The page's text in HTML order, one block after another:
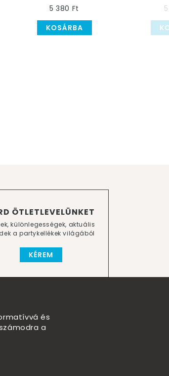
5 380 Ft
KOSÁRBA
ÖTLETLEVELÜNKET
különlegességek, aktuális
a partykellékek világából
KÉREM
és
a